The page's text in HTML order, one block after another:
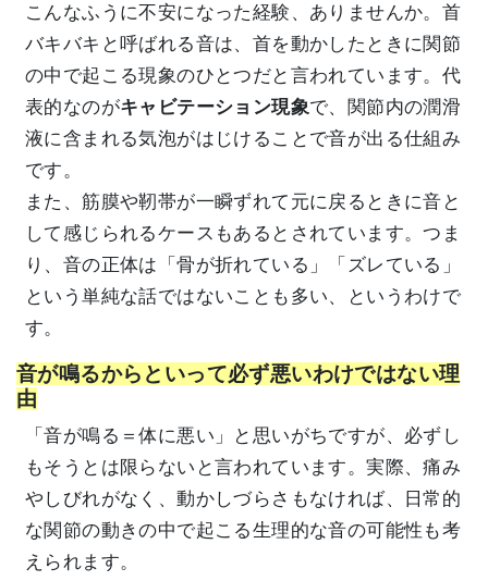
こんなふうに不安になった経験、ありませんか。首
バキバキと呼ばれる音は、首を動かしたときに関節
の中で起こる現象のひとつだと言われています。代
表的なのがキャビテーション現象で、関節内の潤滑
液に含まれる気泡がはじけることで音が出る仕組み
です。
また、筋膜や靭帯が一瞬ずれて元に戻るときに音と
して感じられるケースもあるとされています。つま
り、音の正体は「骨が折れている」「ズレている」
という単純な話ではないことも多い、というわけで
す。
音が鳴るからといって必ず悪いわけではない理
由
「音が鳴る＝体に悪い」と思いがちですが、必ずし
もそうとは限らないと言われています。実際、痛み
やしびれがなく、動かしづらさもなければ、日常的
な関節の動きの中で起こる生理的な音の可能性も考
えられます。